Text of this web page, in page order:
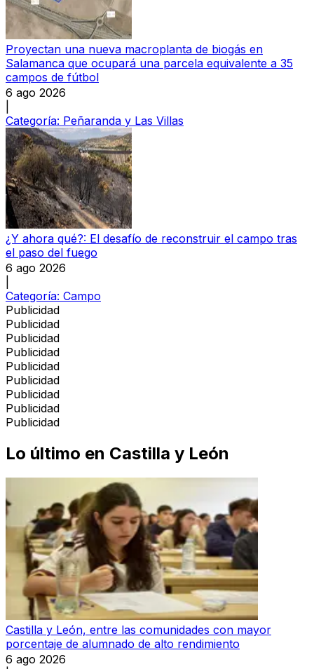
Proyectan una nueva macroplanta de biogás en
Salamanca que ocupará una parcela equivalente a 35
campos de fútbol
6 ago 2026
Categoría: Peñaranda y Las Villas
¿Y ahora qué?: El desafío de reconstruir el campo tras
el paso del fuego
6 ago 2026
Categoría: Campo
Publicidad
Publicidad
Publicidad
Publicidad
Publicidad
Publicidad
Publicidad
Publicidad
Publicidad
Lo último en Castilla y León
Castilla y León, entre las comunidades con mayor
porcentaje de alumnado de alto rendimiento
6 ago 2026